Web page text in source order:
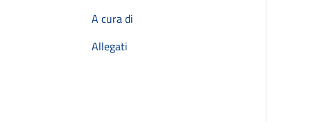
A cura di
Allegati